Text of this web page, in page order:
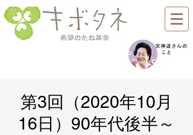
第3回（2020年10月
16日）90年代後半～